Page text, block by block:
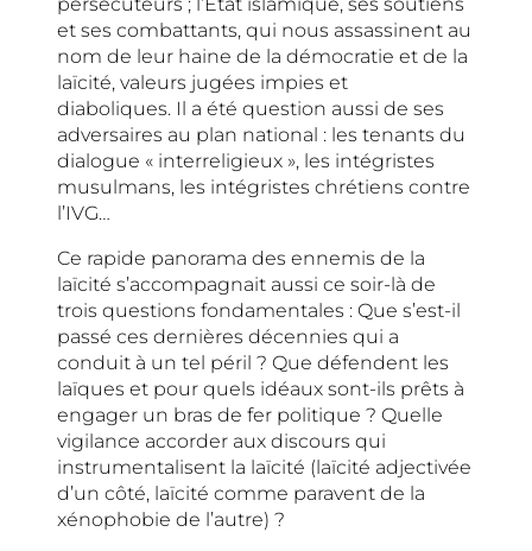
et ses combattants, qui nous assassinent au
nom de leur haine de la démocratie et de la
laïcité, valeurs jugées impies et
diaboliques. Il a été question aussi de ses
adversaires au plan national : les tenants du
dialogue « interreligieux », les intégristes
musulmans, les intégristes chrétiens contre
l’IVG…
Ce rapide panorama des ennemis de la
laïcité s’accompagnait aussi ce soir-là de
trois questions fondamentales : Que s’est-il
passé ces dernières décennies qui a
conduit à un tel péril ? Que défendent les
laïques et pour quels idéaux sont-ils prêts à
engager un bras de fer politique ? Quelle
vigilance accorder aux discours qui
instrumentalisent la laïcité (laïcité adjectivée
d’un côté, laïcité comme paravent de la
xénophobie de l’autre) ?